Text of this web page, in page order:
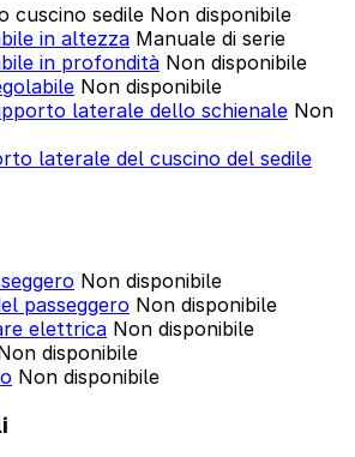
cuscino sedile Non disponibile
in altezza Manuale di serie
in profondità Non disponibile
Non disponibile
laterale dello schienale Non
laterale del cuscino del sedile
Non disponibile
passeggero Non disponibile
elettrica Non disponibile
disponibile
Non disponibile